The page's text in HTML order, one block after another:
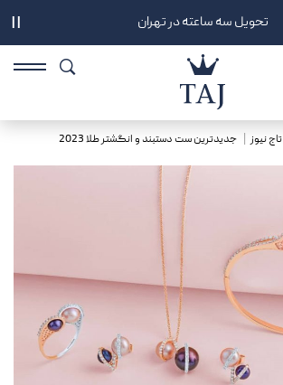
تحویل سه ساعته در تهران
تاج نیوز جدیدترین ست دستبند و انگشتر طلا 2023